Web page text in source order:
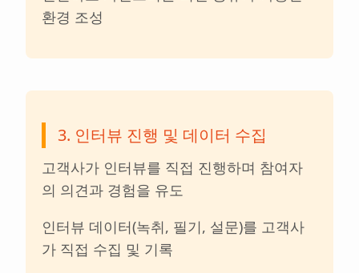
환경 조성
3. 인터뷰 진행 및 데이터 수집
고객사가 인터뷰를 직접 진행하며 참여자
의 의견과 경험을 유도
인터뷰 데이터(녹취, 필기, 설문)를 고객사
가 직접 수집 및 기록